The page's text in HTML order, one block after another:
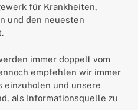
für Krankheiten,
und den neuesten
immer doppelt vom
empfehlen wir immer
einzuholen und unsere
als Informationsquelle zu